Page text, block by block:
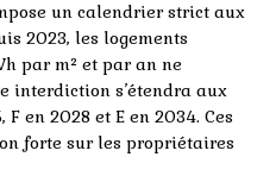
un calendrier strict aux
2023, les logements
par m² et par an ne
interdiction s’étendra aux
en 2028 et E en 2034. Ces
forte sur les propriétaires